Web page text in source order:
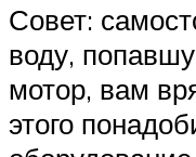
Совет:
воду,
мотор, вам
этого